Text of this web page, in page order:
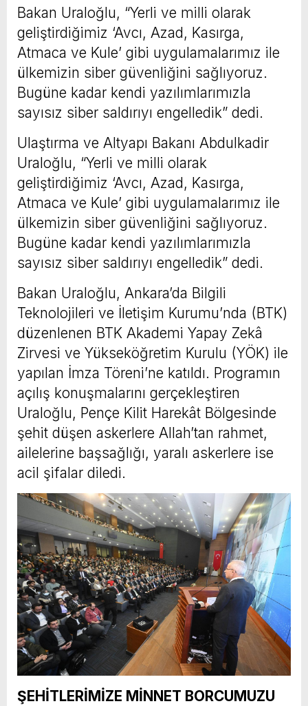
Bakan Uraloğlu, “Yerli ve milli olarak
geliştirdiğimiz ‘Avcı, Azad, Kasırga,
Atmaca ve Kule’ gibi uygulamalarımız ile
ülkemizin siber güvenliğini sağlıyoruz.
Bugüne kadar kendi yazılımlarımızla
sayısız siber saldırıyı engelledik” dedi.
Ulaştırma ve Altyapı Bakanı Abdulkadir
Uraloğlu, “Yerli ve milli olarak
geliştirdiğimiz ‘Avcı, Azad, Kasırga,
Atmaca ve Kule’ gibi uygulamalarımız ile
ülkemizin siber güvenliğini sağlıyoruz.
Bugüne kadar kendi yazılımlarımızla
sayısız siber saldırıyı engelledik” dedi.
Bakan Uraloğlu, Ankara’da Bilgili
Teknolojileri ve İletişim Kurumu’nda (BTK)
düzenlenen BTK Akademi Yapay Zekâ
Zirvesi ve Yükseköğretim Kurulu (YÖK) ile
yapılan İmza Töreni’ne katıldı. Programın
açılış konuşmalarını gerçekleştiren
Uraloğlu, Pençe Kilit Harekât Bölgesinde
şehit düşen askerlere Allah’tan rahmet,
ailelerine başsağlığı, yaralı askerlere ise
acil şifalar diledi.
ŞEHİTLERİMİZE MİNNET BORCUMUZU